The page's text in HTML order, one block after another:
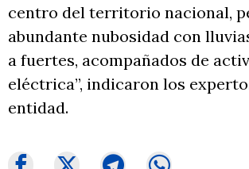
centro del territorio nacional,
abundante nubosidad con
a fuertes, acompañados de
eléctrica”, indicaron los
entidad.